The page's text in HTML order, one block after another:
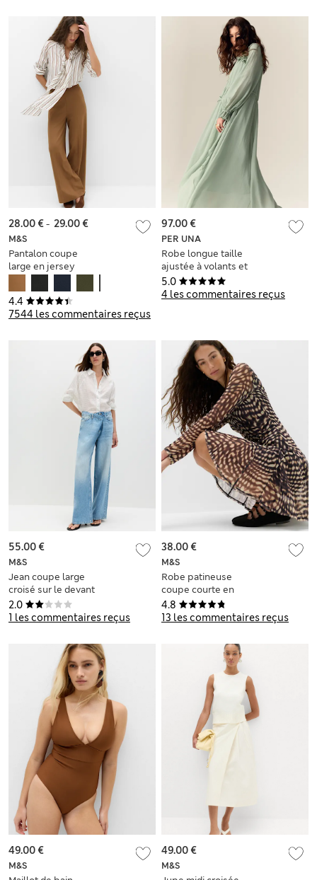
4.4
7544 les commentaires reçus
M&S
Pantalon coupe
large en jersey
28.00 €- 29.00 €
5.0
4 les commentaires reçus
PER UNA
Robe longue taille
ajustée à volants et
encolure à nouer
97.00 €
2.0
1 les commentaires reçus
M&S
Jean coupe large
croisé sur le devant
taille normale en
coton
55.00 €
4.8
13 les commentaires reçus
M&S
Robe patineuse
coupe courte en
tulle à imprimé
animal
38.00 €
M&S
49.00 €
M&S
49.00 €